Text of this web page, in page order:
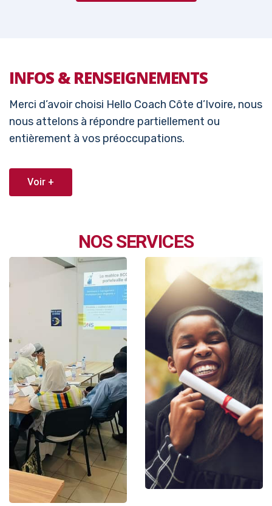
INFOS & RENSEIGNEMENTS
Merci d’avoir choisi Hello Coach Côte d’Ivoire, nous
nous attelons à répondre partiellement ou
entièrement à vos préoccupations.
Voir +
NOS SERVICES